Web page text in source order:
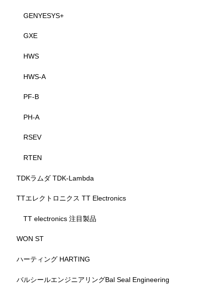
GENYESYS+
GXE
HWS
HWS-A
PF-B
PH-A
RSEV
RTEN
TDKラムダ TDK-Lambda
TTエレクトロニクス TT Electronics
TT electronics 注目製品
WON ST
ハーティング HARTING
バルシールエンジニアリングBal Seal Engineering